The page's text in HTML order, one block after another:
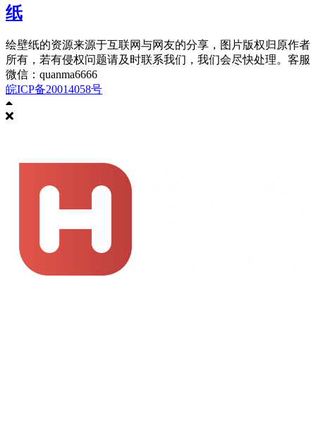
纸
绘壁纸的资源来源于互联网与网友的分享，图片版权归原作者
所有，若有侵权问题请及时联系我们，我们会尽快处理。客服
微信：quanma6666
皖ICP备20014058号